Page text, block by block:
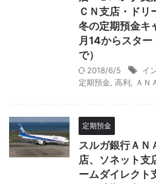
ＣＮ支店・ドリ
冬の定期預金キ
月14からスタ
で）
2018/6/5 イ
定期預金 高利 ＡＮ
定期預金
スルガ銀行ＡＮ
店、ソネット支
ームダイレクト